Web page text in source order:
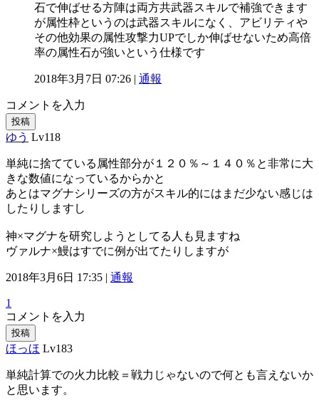
石で伸ばせる方陣は両方共武器スキルで補強できます
が属性枠というのは武器スキルになく、アビリティや
その他効果の属性攻撃力UPでしか伸ばせないため高倍
率の属性石が強いという仕様です
2018年3月7日 07:26 | 通報
コメントを入力
投稿
ゆう Lv118
単純に捨てている属性部分が１２０％～１４０％と非常に大
きな数値になっているからかと
あとはマグナシリーズの方がスキル的にはまだ少ない感じは
したりしますし
神×マグナを研究しようとしてる人も見ますね
ヴァルナ×鰻はすでに例が出てたりしますが
2018年3月6日 17:35 | 通報
1
コメントを入力
投稿
ほっほ Lv183
単純計算での火力比較＝戦力じゃないので何とも言えないか
と思います。